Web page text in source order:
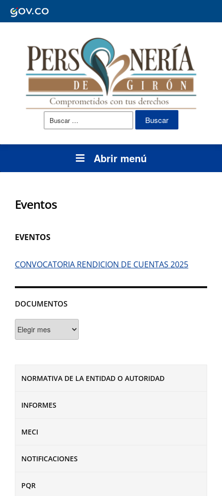
Buscar:
Abrir menú
DOCUMENTOS
NORMATIVA DE LA ENTIDAD O AUTORIDAD
INFORMES
MECI
NOTIFICACIONES
PQR
Eventos
EVENTOS
CONVOCATORIA RENDICION DE CUENTAS 2025